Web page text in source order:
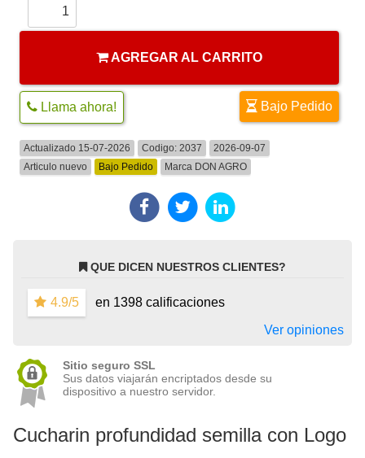
AGREGAR AL CARRITO
Bajo Pedido
Llama ahora!
Actualizado 15-07-2026 Codigo:2037
2026-09-07
Articulo nuevo
Bajo Pedido Marca DON AGRO
QUE DICEN NUESTROS CLIENTES?
4.9/5
en 1398 calificaciones
Ver opiniones
Sitio seguro SSL
Sus datos viajarán encriptados desde su
dispositivo a nuestro servidor.
Cucharin profundidad semilla con Logo